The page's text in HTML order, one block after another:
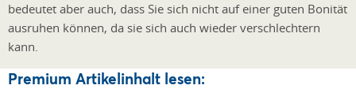
bedeutet aber auch, dass Sie sich nicht auf einer guten Bonität
ausruhen können, da sie sich auch wieder verschlechtern
kann.
Premium Artikelinhalt lesen: